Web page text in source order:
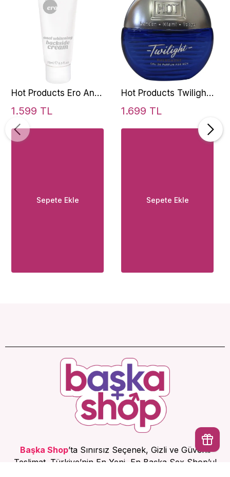
Hot Products Ero Anal
Whitening Cream 50
1.599 TL
Sepete Ekle
Hot Products Twilight
Man Erkek Parfüm 15
1.699 TL
Sepete Ekle
Başka Shop’ta Sınırsız Seçenek, Gizli ve Güvenli
Teslimat. Türkiye’nin En Yeni, En Başka Sex Shop’u!